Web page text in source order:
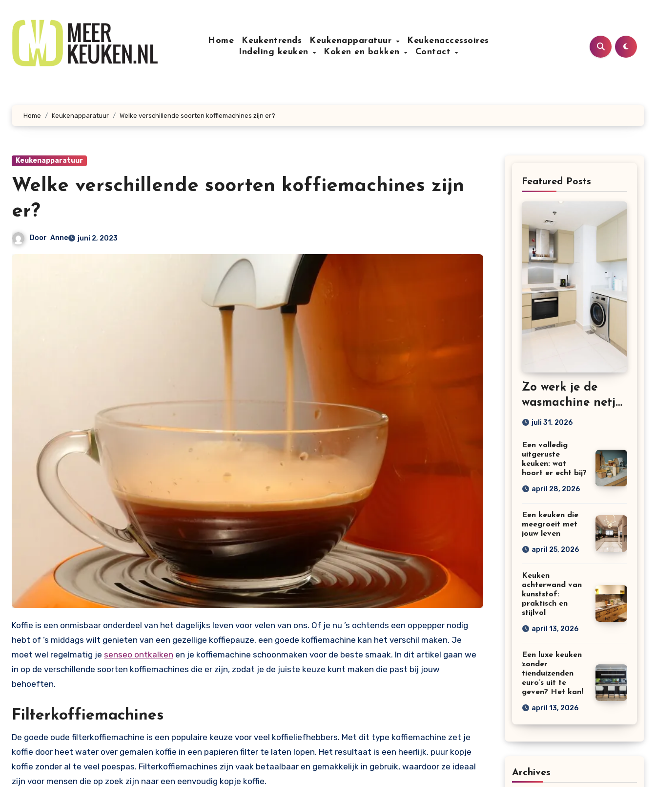
naar
inhoud
Home
Keukentrends Keukenapparatuur
Keukenaccessoires
Indeling keuken
Koken en bakken Contact
Home Keukenapparatuur Welke verschillende soorten koffiemachines zijn er?
Keukenapparatuur
Welke verschillende soorten koffiemachines zijn
er?
Door Anne juni 2, 2023
Koffie is een onmisbaar onderdeel van het dagelijks leven voor velen van ons. Of je nu ’s ochtends een oppepper nodig
hebt of ’s middags wilt genieten van een gezellige koffiepauze, een goede koffiemachine kan het verschil maken. Je
moet wel regelmatig je senseo ontkalken en je koffiemachine schoonmaken voor de beste smaak. In dit artikel gaan we
in op de verschillende soorten koffiemachines die er zijn, zodat je de juiste keuze kunt maken die past bij jouw
behoeften.
Filterkoffiemachines
De goede oude filterkoffiemachine is een populaire keuze voor veel koffieliefhebbers. Met dit type koffiemachine zet je
koffie door heet water over gemalen koffie in een papieren filter te laten lopen. Het resultaat is een heerlijk, puur kopje
koffie zonder al te veel poespas. Filterkoffiemachines zijn vaak betaalbaar en gemakkelijk in gebruik, waardoor ze ideaal
zijn voor mensen die op zoek zijn naar een eenvoudig kopje koffie.
Featured Posts
Zo werk je de
wasmachine netjes
weg in een kleine
juli 31, 2026
Een volledig
uitgeruste
keuken: wat
hoort er echt bij?
april 28, 2026
Een keuken die
meegroeit met
jouw leven
april 25, 2026
Keuken
achterwand van
kunststof:
praktisch en
stijlvol
april 13, 2026
Een luxe keuken
zonder
tienduizenden
euro’s uit te
geven? Het kan!
april 13, 2026
Archives